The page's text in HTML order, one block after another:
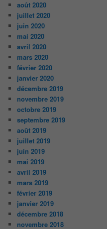
août 2020
juillet 2020
juin 2020
mai 2020
avril 2020
mars 2020
février 2020
janvier 2020
décembre 2019
novembre 2019
octobre 2019
septembre 2019
août 2019
juillet 2019
juin 2019
mai 2019
avril 2019
mars 2019
février 2019
janvier 2019
décembre 2018
novembre 2018